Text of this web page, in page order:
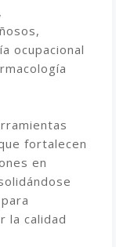
ocupacional
fortalecen
en
la calidad